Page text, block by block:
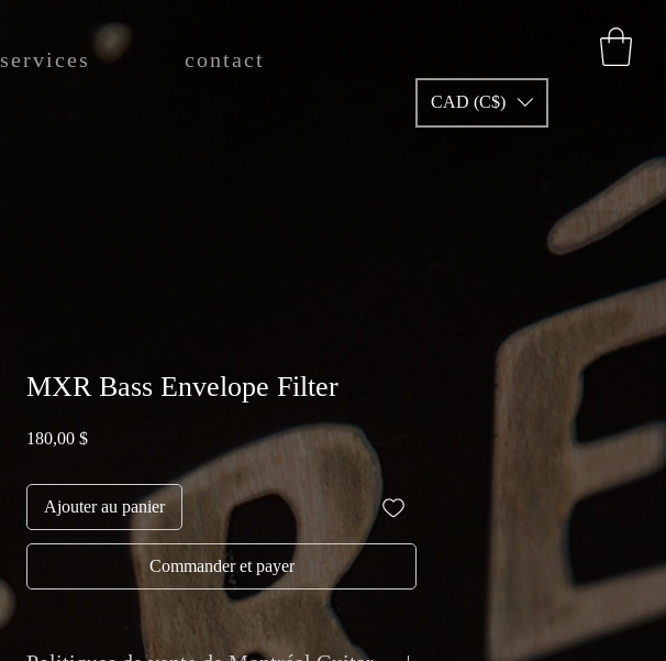
CAD (C$)
services contact
MXR Bass Envelope Filter
180,00 $Prix
Ajouter au panier
Commander et payer